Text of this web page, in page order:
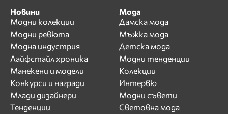
Новини
Модни колекции
Модни ревюта
Модна индустрия
Лайфстайл хроника
Манекени и модели
Конкурси и награди
Млади дизайнери
Тенденции
Мода
Дамска мода
Мъжка мода
Детска мода
Модни тенденции
Колекции
Интервю
Модни съвети
Световна мода